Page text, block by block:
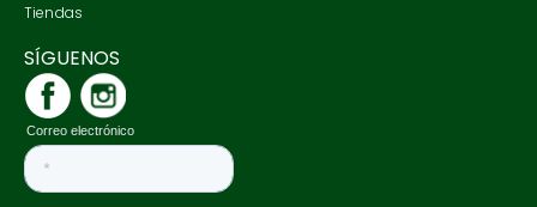
Tiendas
SÍGUENOS